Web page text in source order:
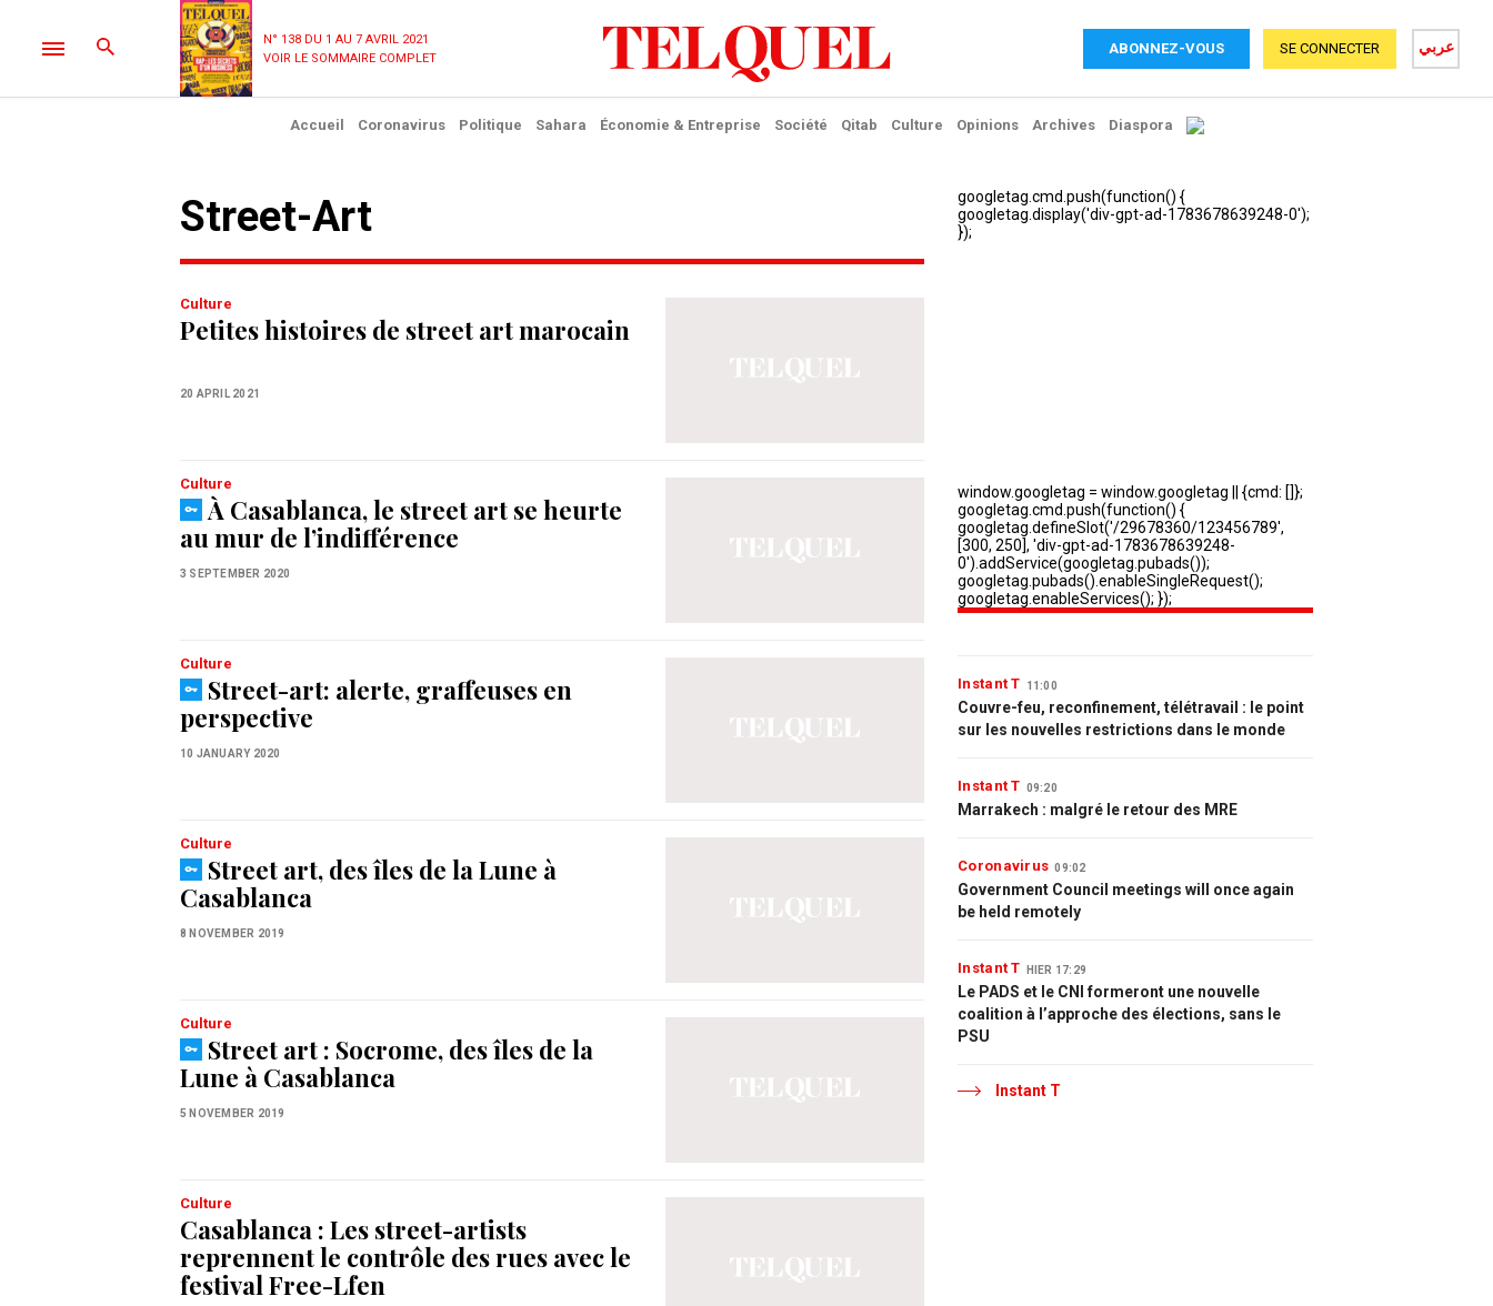
N° 138 DU 1 AU 7 AVRIL 2021
VOIR LE SOMMAIRE COMPLET
ABONNEZ-VOUS عربي SE CONNECTER
Accueil Coronavirus Politique Sahara Économie & Entreprise Société Qitab Culture Opinions Archives Diaspora
Street-Art
Culture
Petites histoires de street art marocain
20 APRIL 2021
Culture
À Casablanca, le street art se heurte
au mur de l’indifférence
3 SEPTEMBER 2020
Culture
Street-art: alerte, graffeuses en
perspective
10 JANUARY 2020
Culture
Street art, des îles de la Lune à
Casablanca
8 NOVEMBER 2019
Culture
Street art : Socrome, des îles de la
Lune à Casablanca
5 NOVEMBER 2019
Culture
Casablanca : Les street-artists
reprennent le contrôle des rues avec le
festival Free-Lfen
Instant T 11:00
Couvre-feu, reconfinement, télétravail : le point
sur les nouvelles restrictions dans le monde
Instant T 09:20
Marrakech : malgré le retour des MRE
Coronavirus 09:02
Government Council meetings will once again
be held remotely
Instant T HIER 17:29
Le PADS et le CNI formeront une nouvelle
coalition à l’approche des élections, sans le
PSU
Instant T